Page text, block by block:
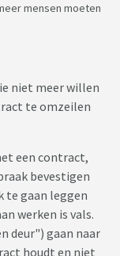
mensen moeten
niet meer willen
te omzeilen
een contract,
bevestigen
te gaan leggen
werken is vals.
deur") gaan naar
houdt en niet